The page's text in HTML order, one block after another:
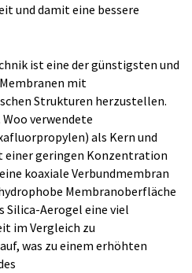
und damit eine bessere
ist eine der günstigsten und
mit
Strukturen herzustellen.
Woo verwendete
als Kern und
einer geringen Konzentration
koaxiale Verbundmembran
Membranoberfläche
Silica-Aerogel eine viel
im Vergleich zu
was zu einem erhöhten